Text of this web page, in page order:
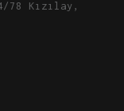
Kızılay,